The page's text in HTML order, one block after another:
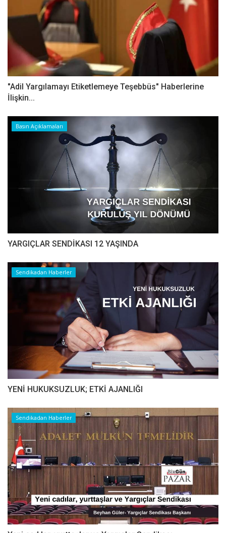
"Adil Yargılamayı Etiketlemeye Teşebbüs" Haberlerine
İlişkin...
Basın Açıklamaları
YARGIÇLAR SENDİKASI 12 YAŞINDA
Sendikadan Haberler
YENİ HUKUKSUZLUK; ETKİ AJANLIĞI
Sendikadan Haberler